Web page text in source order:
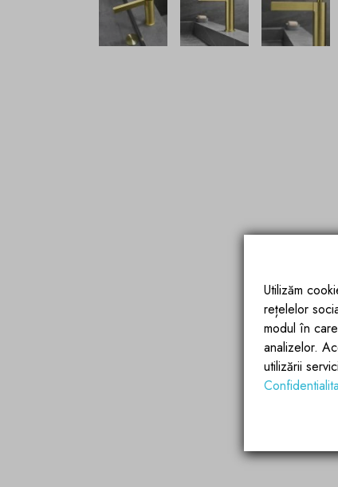
Utilizăm
rețelelor
modul în
analizelor.
utilizării